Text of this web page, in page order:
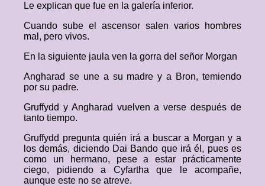
Le explican que fue en la galería inferior.
Cuando sube el ascensor salen varios hombres
mal, pero vivos.
En la siguiente jaula ven la gorra del señor Morgan
Angharad se une a su madre y a Bron, temiendo
por su padre.
Gruffydd y Angharad vuelven a verse después de
tanto tiempo.
Gruffydd pregunta quién irá a buscar a Morgan y a
los demás, diciendo Dai Bando que irá él, pues es
como un hermano, pese a estar prácticamente
ciego, pidiendo a Cyfartha que le acompañe,
aunque este no se atreve.